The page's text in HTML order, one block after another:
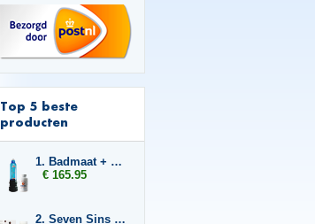
Top 5 beste
producten
1. Badmaat + 2x Libido7
€ 165.95
2. Seven Sins Boost